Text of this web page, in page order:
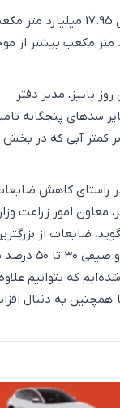
جدیدترین داده‌های وزارت نیرو نشان می‌دهد، آب پشت سدهای کشورهای 17.95
در بخش کشاورزی هدر می‌رود، بیش از 5 میلیارد متر مکعب
روز پاییز، مدیر دفتر
سدهای پنجگانه
تهران را 277 میلیون مترمکعب اعلام کرد. این رقم 83 برابر کمتر آبی که در بخش
راستای کاهش
معاون امور زراعت
ضایعات از
چالش‌های بخش کشاورزی کشور است. در این بین
که بتوانیم
به دنبال